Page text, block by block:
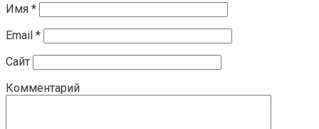
Имя *
Email *
Сайт
Комментарий